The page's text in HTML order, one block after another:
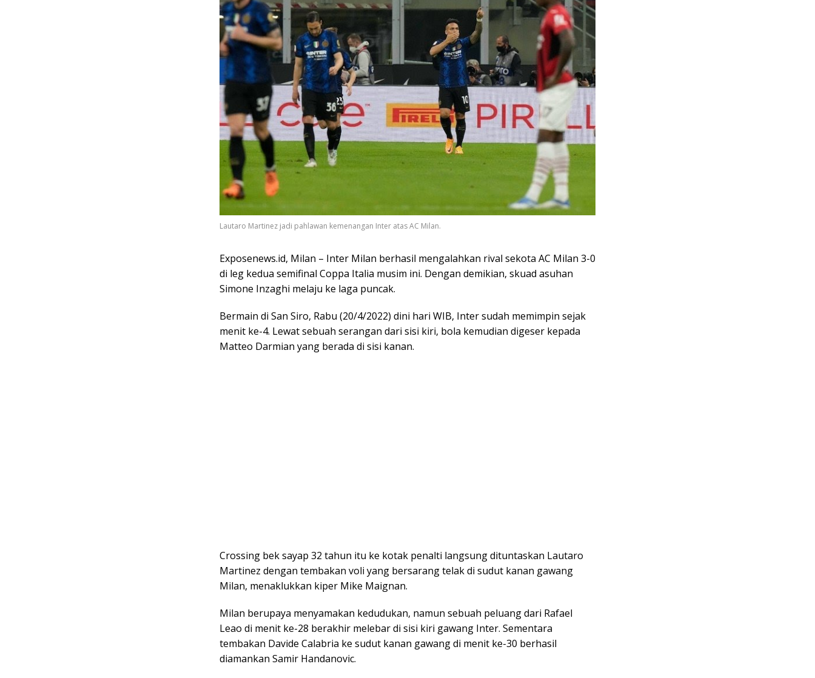
Lautaro Martinez jadi pahlawan kemenangan Inter atas AC Milan.
Exposenews.id, Milan – Inter Milan berhasil mengalahkan rival sekota AC Milan 3-0
di leg kedua semifinal Coppa Italia musim ini. Dengan demikian, skuad asuhan
Simone Inzaghi melaju ke laga puncak.
Bermain di San Siro, Rabu (20/4/2022) dini hari WIB, Inter sudah memimpin sejak
menit ke-4. Lewat sebuah serangan dari sisi kiri, bola kemudian digeser kepada
Matteo Darmian yang berada di sisi kanan.
Crossing bek sayap 32 tahun itu ke kotak penalti langsung dituntaskan Lautaro
Martinez dengan tembakan voli yang bersarang telak di sudut kanan gawang
Milan, menaklukkan kiper Mike Maignan.
Milan berupaya menyamakan kedudukan, namun sebuah peluang dari Rafael
Leao di menit ke-28 berakhir melebar di sisi kiri gawang Inter. Sementara
tembakan Davide Calabria ke sudut kanan gawang di menit ke-30 berhasil
diamankan Samir Handanovic.